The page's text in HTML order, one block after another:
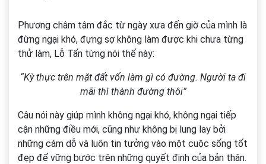
Phương châm tâm đắc từ ngày xưa đến giờ của mình là
đừng ngại khó, đựng sợ không làm được khi chưa từng
thử làm, Lỗ Tấn từng nói thế này:
“Kỳ thực trên mặt đất vốn làm gì có đường. Người ta đi
mãi thì thành đường thôi”
Câu nói này giúp mình không ngại khó, không ngại tiếp
cận những điều mới, cũng như không bị lung lay bởi
những cám dỗ và luôn tin tưởng vào một cuộc sống tốt
đẹp để vững bước trên những quyết định của bản thân.